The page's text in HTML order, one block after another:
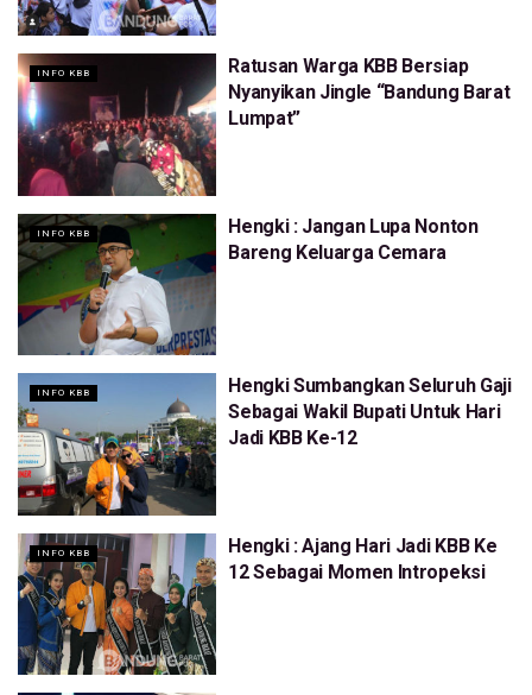
INFO KBB
Ratusan Warga KBB Bersiap
Nyanyikan Jingle “Bandung Barat
Lumpat”
INFO KBB
Hengki : Jangan Lupa Nonton
Bareng Keluarga Cemara
INFO KBB
Hengki Sumbangkan Seluruh Gaji
Sebagai Wakil Bupati Untuk Hari
Jadi KBB Ke-12
INFO KBB
Hengki : Ajang Hari Jadi KBB Ke
12 Sebagai Momen Intropeksi